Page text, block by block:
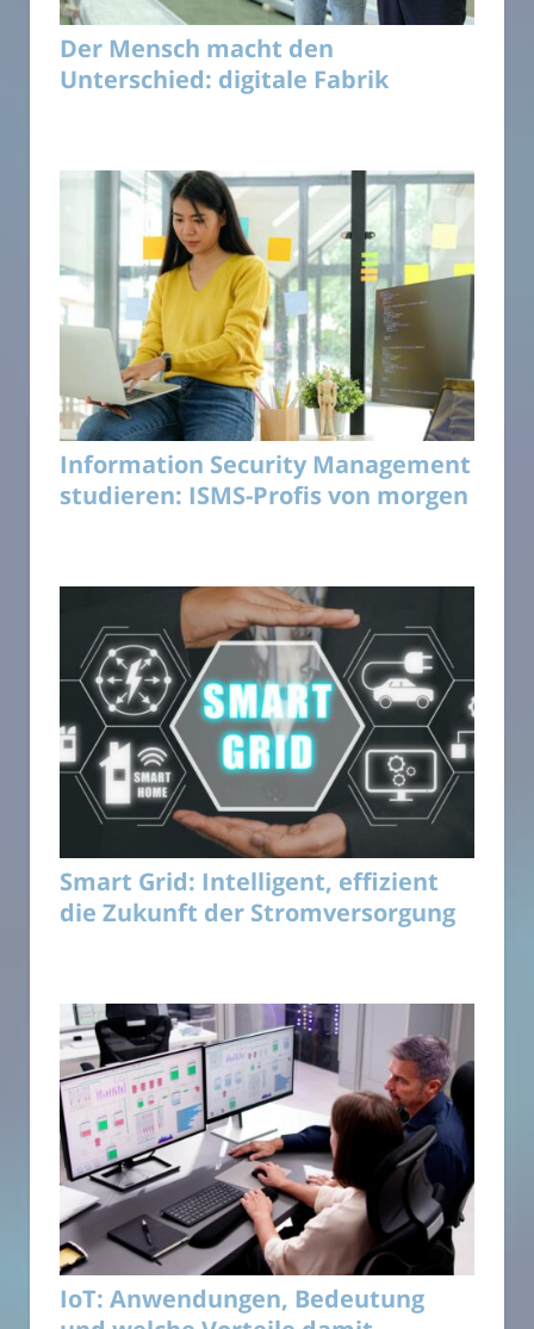
Der Mensch macht den
Unterschied: digitale Fabrik
Information Security Management
studieren: ISMS-Profis von morgen
Smart Grid: Intelligent, effizient
die Zukunft der Stromversorgung
IoT: Anwendungen, Bedeutung